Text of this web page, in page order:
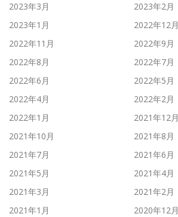
2023年3月
2023年2月
2023年1月
2022年12月
2022年11月
2022年9月
2022年8月
2022年7月
2022年6月
2022年5月
2022年4月
2022年2月
2022年1月
2021年12月
2021年10月
2021年8月
2021年7月
2021年6月
2021年5月
2021年4月
2021年3月
2021年2月
2021年1月
2020年12月